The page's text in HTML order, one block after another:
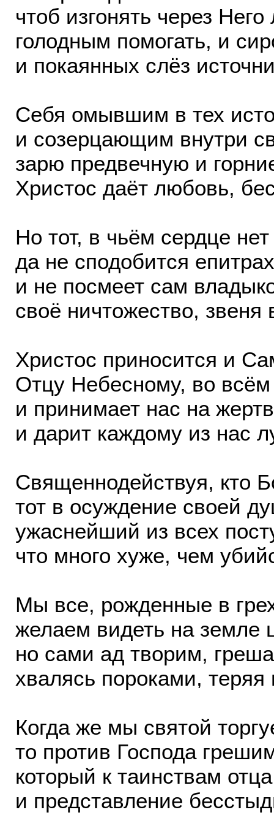
чтоб изгонять через
голодным помогать, и
и покаянных слёз
Себя омывшим в тех
и созерцающим внутри
зарю предвечную и
Христос даёт любовь,
Но тот, в чьём сердце
да не сподобится
и не посмеет сам
своё ничтожество, звеня
Христос приносится и
Отцу Небесному, во
и принимает нас на
и дарит каждому из нас
Священнодействуя, кто
тот в осуждение своей
ужаснейший из всех
что много хуже, чем
Мы все, рожденные в
желаем видеть на земле
но сами ад творим,
хвалясь пороками, теряя
Когда же мы святой
то против Господа
который к таинствам
и представление